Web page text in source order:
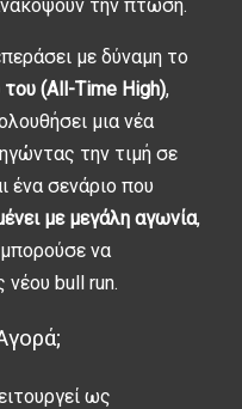
την πτώση.
με δύναμη το
του (All-Time High),
μια νέα
την τιμή σε
ένα σενάριο που
με μεγάλη αγωνία,
να
νέου bull run.
ως